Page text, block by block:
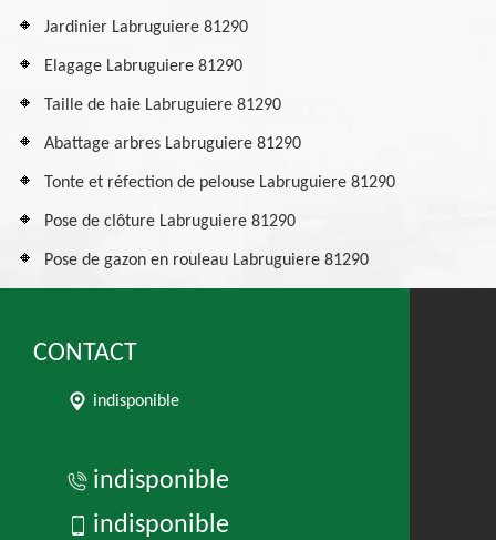
Jardinier Labruguiere 81290
Elagage Labruguiere 81290
Taille de haie Labruguiere 81290
Abattage arbres Labruguiere 81290
Tonte et réfection de pelouse Labruguiere 81290
Pose de clôture Labruguiere 81290
Pose de gazon en rouleau Labruguiere 81290
CONTACT
indisponible
indisponible
indisponible